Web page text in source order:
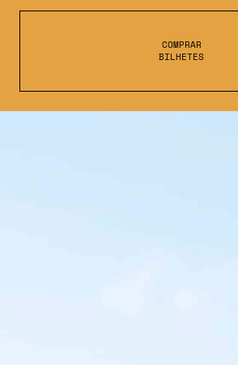
COMPRAR
BILHETES